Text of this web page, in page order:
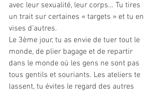
avec leur sexualité, leur corps… Tu tires
un trait sur certaines « targets » et tu en
vises d’autres.
Le 3ème jour, tu as envie de tuer tout le
monde, de plier bagage et de repartir
dans le monde où les gens ne sont pas
tous gentils et souriants. Les ateliers te
lassent, tu évites le regard des autres